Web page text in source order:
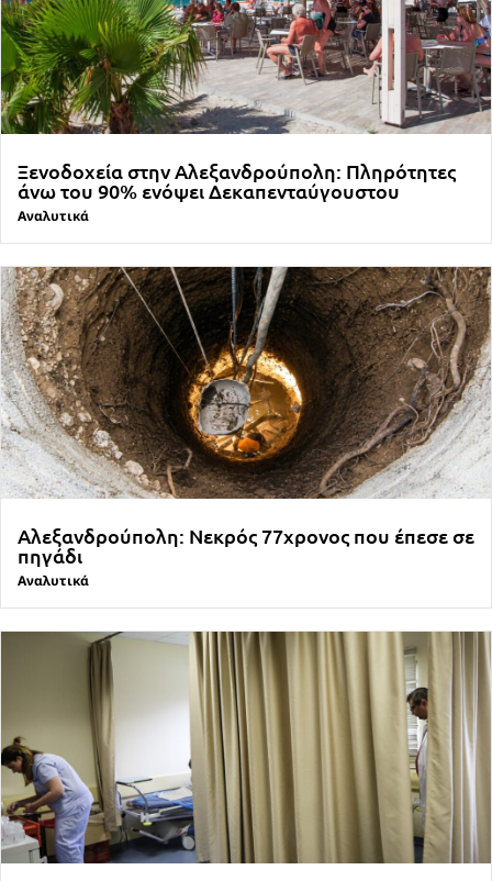
Ξενοδοχεία στην Αλεξανδρούπολη: Πληρότητες
άνω του 90% ενόψει Δεκαπενταύγουστου
Αναλυτικά
Αλεξανδρούπολη: Νεκρός 77χρονος που έπεσε σε
πηγάδι
Αναλυτικά